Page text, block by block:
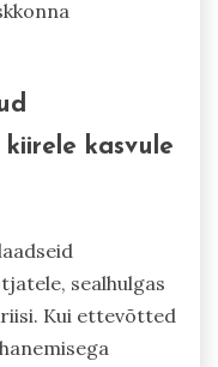
kasvule
sealhulgas
Kui ettevõtted